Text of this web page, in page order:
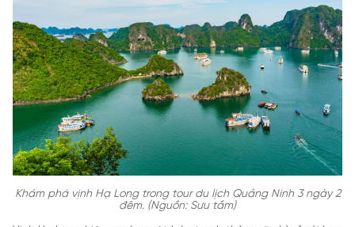
Khám phá vịnh Hạ Long trong tour du lịch Quảng Ninh 3 ngày 2
đêm. (Nguồn: Sưu tầm)